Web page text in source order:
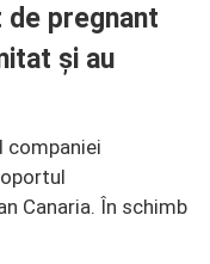
pregnant
și au
companiei
Canaria. În schimb